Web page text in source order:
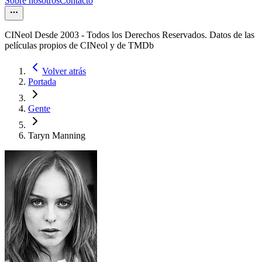
CINeol Desde 2003 - Todos los Derechos Reservados. Datos de las
películas propios de CINeol y de TMDb
Volver atrás
Portada
Gente
Taryn Manning